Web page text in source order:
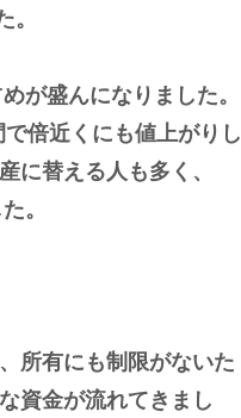
が盛んになりました。
倍近くにも値上がりし
に替える人も多く、
。
所有にも制限がないた
資金が流れてきまし